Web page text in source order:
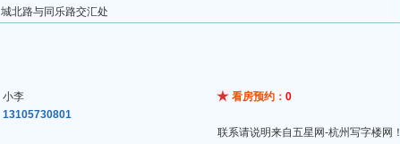
城北路与同乐路交汇处
小李 看房预约： 0
13105730801
联系请说明来自五星网-杭州写字楼网！